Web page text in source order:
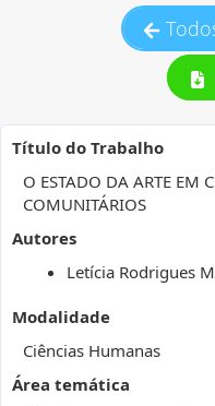
Título do Trabalho
O ESTADO DA ARTE EM
COMUNITÁRIOS
Autores
Letícia Rodrigues
Modalidade
Ciências Humanas
Área temática